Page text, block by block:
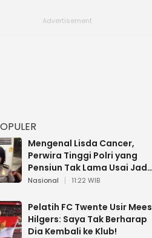
Mengenal Lisda Cancer,
Perwira Tinggi Polri yang
Pensiun Tak Lama Usai Jadi
Brigjen
Nasional 11:22 WIB
Pelatih FC Twente Usir Mees
Hilgers: Saya Tak Berharap
Dia Kembali ke Klub!